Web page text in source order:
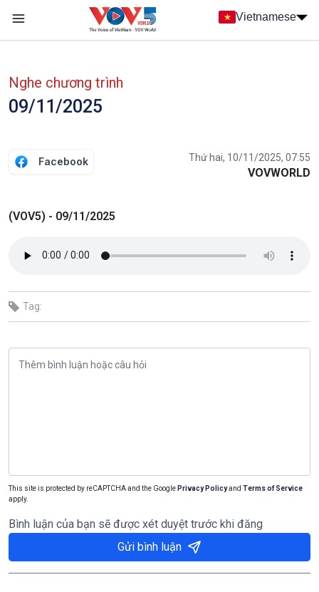
Nhảy đến nội dung
Vietnamese
Nghe chương trình
09/11/2025
Facebook Thứ hai, 10/11/2025, 07:55
VOVWORLD
(VOV5) - 09/11/2025
Tag:
This site is protected by reCAPTCHA and the Google Privacy Policyand Terms of Service
apply.
Bình luận của bạn sẽ được xét duyệt trước khi đăng
Gửi bình luận